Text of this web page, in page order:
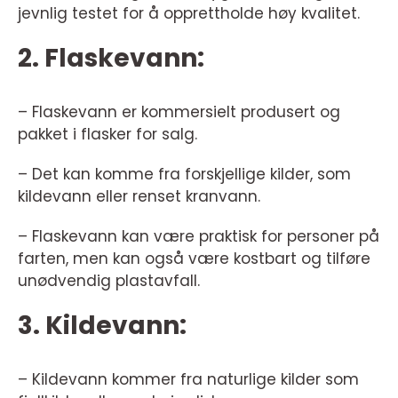
jevnlig testet for å opprettholde høy kvalitet.
2. Flaskevann:
– Flaskevann er kommersielt produsert og
pakket i flasker for salg.
– Det kan komme fra forskjellige kilder, som
kildevann eller renset kranvann.
– Flaskevann kan være praktisk for personer på
farten, men kan også være kostbart og tilføre
unødvendig plastavfall.
3. Kildevann:
– Kildevann kommer fra naturlige kilder som